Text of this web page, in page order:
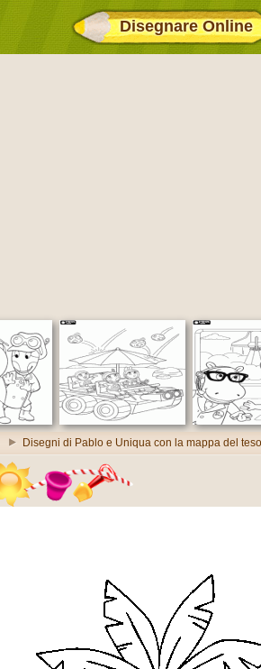
Disegnare Online
Disegni di Pablo e Uniqua con la mappa del